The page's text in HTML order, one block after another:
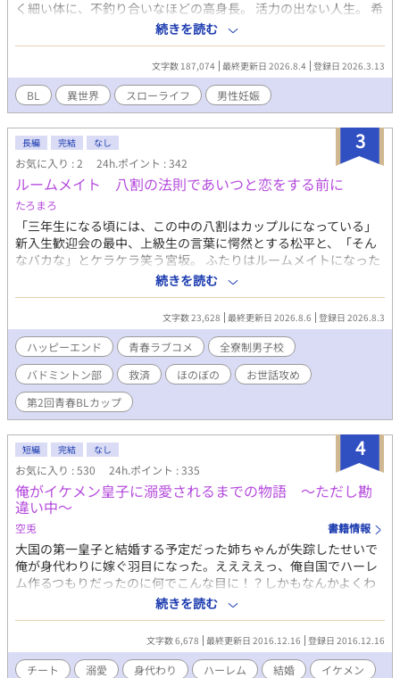
だ。」 「俺以外を見ようとするから。」 失ってから気づいた。 代
わりなど最初からいなかったのだと。 これは、 最愛を失った男
と、 代用品として愛された男が、 嫉妬と執着の果てに、 互いしか
残らなくなるまで堕ちていく物語。
く細い体に、不釣り合いなほどの高身長。 活力の出ない人生。 希
望のない未来。 「…………あのままトラックで轢かれてたら、転
生したかもな……」 事故になりかけたその瞬間、雷牙を助けたの
はサンタのような白鬚を持つ巨漢のバイカーだった。 この出会い
が、雷牙の人生を変える。 辿り着いたのは──魔界にある広大な
牧場。 ひょろ長の男が、健康と筋肉を取り戻していく物語。
⸻ 魔界×牧場×ほのぼの 一応総攻め主人公ですが、牧場メイ
ンでのんびり進行。 攻略対象の登場もかなり遅いです。 主要キャ
ラ全員うっすらクズ要素あり。 男性妊娠要素あり。 ※全年齢版を
他サイトに投稿しています。
続きを読む
文字数 187,074 最終更新日 2026.8.4 登録日 2026.3.13
BL 異世界 スローライフ 男性妊娠
3
長編 完結 なし
お気に入り : 2 24h.ポイント : 342
ルームメイト 八割の法則であいつと恋をする前に
たろまろ
「三年生になる頃には、この中の八割はカップルになっている」
新入生歓迎会の最中、上級生の言葉に愕然とする松平と、「そん
なバカな」とケラケラ笑う宮坂。 ふたりはルームメイトになった
ばかり。 出会い、寄り添い、すれ違い、なぜか切なくなる。 この
気持ちって……なに？ 関東のある県に位置する私立徳院学園。こ
こは全寮制の進学校であり、スポーツ名門高校としてもとても有
名だ。大学進学や部活動に専念したい普通科の生徒も多数入寮し
ている。 モットーは『共同生活を営む中で、自立心と仲間を大切
にする心を育む』 中学時代に人間関係で失敗した松平は、不安を
抱えたまま己があてがわれた部屋をノックした。 ルームメイト・
宮坂春紀とうまくやっていけるだろうか……。 松平×宮坂 のふ
たりで織りなす青春ドタバタラブコメです！
続きを読む
文字数 23,628 最終更新日 2026.8.6 登録日 2026.8.3
ハッピーエンド 青春ラブコメ
全寮制男子校
バドミントン部
救済 ほのぼの
お世話攻め
第2回青春BLカップ
4
短編 完結 なし
お気に入り : 530 24h.ポイント : 335
俺がイケメン皇子に溺愛されるまでの物語 ～ただし勘
違い中～
空兎 書籍情報
大国の第一皇子と結婚する予定だった姉ちゃんが失踪したせいで
俺が身代わりに嫁ぐ羽目になった。ええええっ、俺自国でハーレ
ム作るつもりだったのに何でこんな目に！？しかもなんかよくわ
からんが皇子にめっちゃ嫌われているんですけど！？このままだ
と自国の存続が危なそうなので仕方なしにチートスキル使いなが
らラザール帝国で自分の有用性アピールして人間関係を築いてい
るんだけどその度に皇子が不機嫌になります。なにこれめんど
い。
続きを読む
文字数 6,678 最終更新日 2016.12.16 登録日 2016.12.16
チート 溺愛 身代わり ハーレム 結婚 イケメン